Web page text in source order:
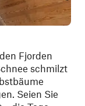
Fjorden
schmilzt
Seien Sie